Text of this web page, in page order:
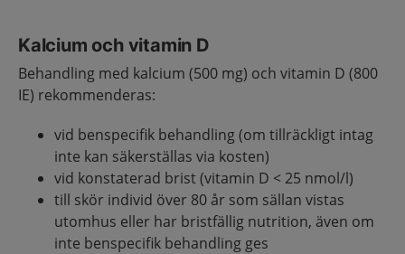
Kalcium och vitamin D
Behandling med kalcium (500 mg) och vitamin D (800
IE) rekommenderas:
vid benspecifik behandling (om tillräckligt intag
inte kan säkerställas via kosten)
vid konstaterad brist (vitamin D < 25 nmol/l)
till skör individ över 80 år som sällan vistas
utomhus eller har bristfällig nutrition, även om
inte benspecifik behandling ges